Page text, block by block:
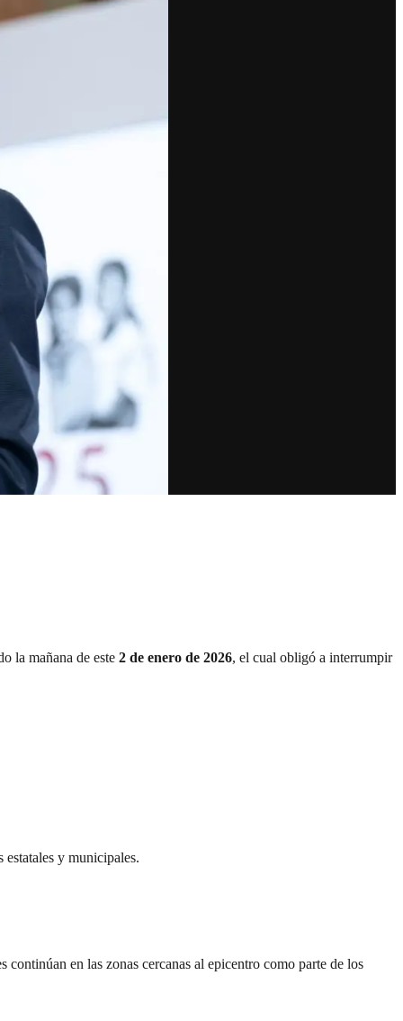
la mañana de este 2 de enero de 2026, el cual obligó a interrumpir
y municipales.
continúan en las zonas cercanas al epicentro como parte de los